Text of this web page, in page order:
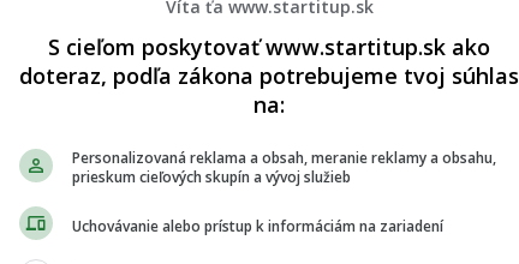
sezónne skipasy. Skvelými sú aj tzv. snow days,
a ísť na svah v prípade, že nasneží.
Twitteru pri návšteve niektorej zo
zvyknutý na vyšší štandard. Zamestnanci
tri chody jedál. Akupunktúra po
Víta ťa www.startitup.sk
S cieľom poskytovať www.startitup.sk ako
doteraz, podľa zákona potrebujeme tvoj súhlas
na:
Personalizovaná reklama a obsah, meranie reklamy a obsahu,
prieskum cieľových skupín a vývoj služieb
Uchovávanie alebo prístup k informáciám na zariadení